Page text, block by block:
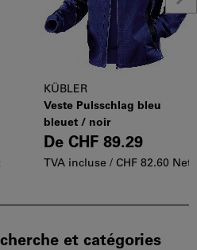
KÜBLER
Veste Pulsschlag bleu
bleuet / noir
De CHF 89.29
TVA incluse / CHF 82.60 Net
et catégories